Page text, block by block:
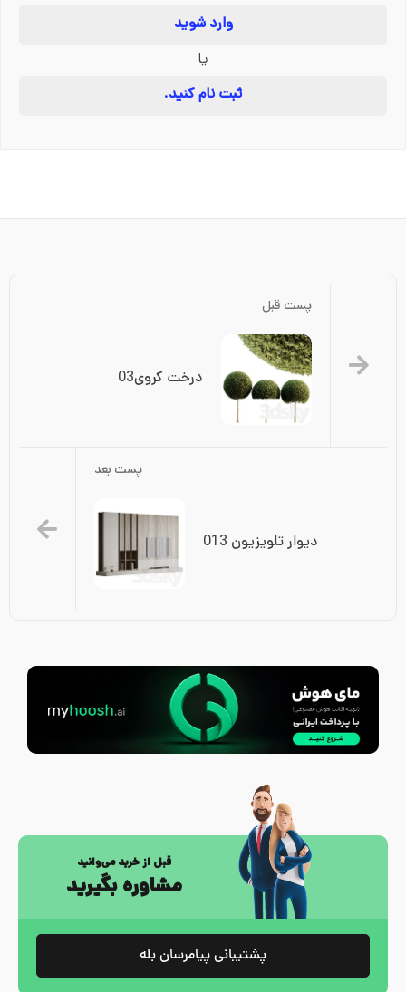
وارد شوید
یا
ثبت نام کنید.
پست قبل
درخت کروی03
پست بعد
دیوار تلویزیون 013
قبل از خرید می‌وانید
مشاوره بگیرید
پشتیبانی پیامرسان بله